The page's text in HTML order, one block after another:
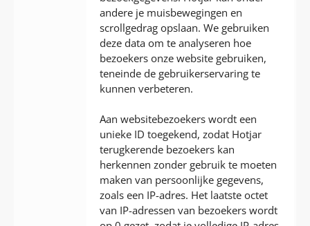
andere je muisbewegingen en
scrollgedrag opslaan. We gebruiken
deze data om te analyseren hoe
bezoekers onze website gebruiken,
teneinde de gebruikerservaring te
kunnen verbeteren.
Aan websitebezoekers wordt een
unieke ID toegekend, zodat Hotjar
terugkerende bezoekers kan
herkennen zonder gebruik te moeten
maken van persoonlijke gegevens,
zoals een IP-adres. Het laatste octet
van IP-adressen van bezoekers wordt